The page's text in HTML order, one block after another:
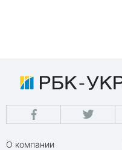
О компании